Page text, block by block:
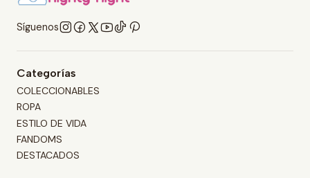
Síguenos
Categorías
COLECCIONABLES
ROPA
ESTILO DE VIDA
FANDOMS
DESTACADOS